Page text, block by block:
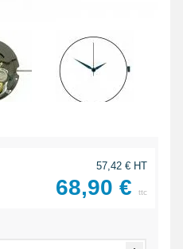
57,42 € HT
68,90 € ttc